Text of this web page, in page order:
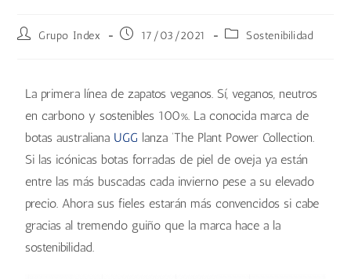
Grupo Index 17/03/2021 Sostenibilidad
La primera línea de zapatos veganos. Sí, veganos, neutros
en carbono y sostenibles 100%. La conocida marca de
botas australiana UGG lanza ‘The Plant Power Collection.
Si las icónicas botas forradas de piel de oveja ya están
entre las más buscadas cada invierno pese a su elevado
precio. Ahora sus fieles estarán más convencidos si cabe
gracias al tremendo guiño que la marca hace a la
sostenibilidad.